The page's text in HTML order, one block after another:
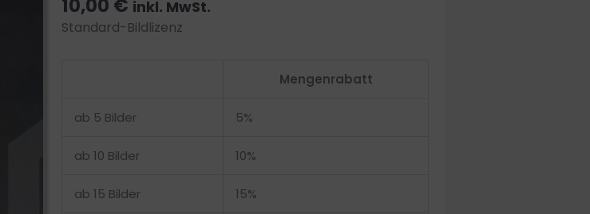
10,00 € inkl. MwSt.
Standard-Bildlizenz
Mengenrabatt
ab 5 Bilder 5%
ab 10 Bilder 10%
ab 15 Bilder 15%
Vorderviertel
Menge